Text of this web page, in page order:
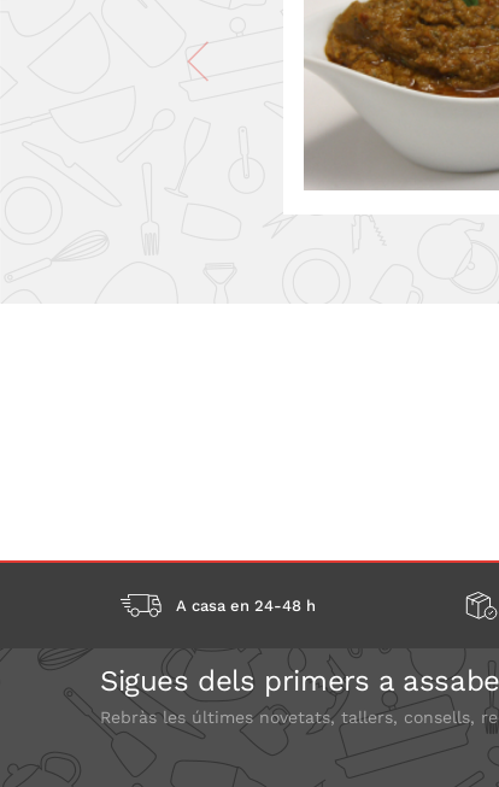
és una marca
dones que dissenya i produeix peces
Cada creació es treballa amb tècniques
combinant funcionalitat, disseny i
sostenible, l’ús de materials naturals i la
que fan especial qualsevol moment a la
color que formen part del seu encant i les
lleugerament diferent del de la fotografia.
A casa en 24-48 h
Sigues dels primers a
Rebràs les últimes novetats, tallers, consells,